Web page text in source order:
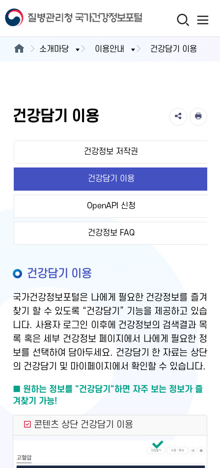
소개마당 이용안내 건강담기 이용
건강담기 이용
건강정보 저작권
건강담기 이용
OpenAPI 신청
건강정보 FAQ
건강담기 이용
국가건강정보포털은 나에게 필요한 건강정보를 즐겨
찾기 할 수 있도록 “건강담기” 기능을 제공하고 있습
니다. 사용자 로그인 이후에 건강정보의 검색결과 목
록 혹은 세부 건강정보 페이지에서 나에게 필요한 정
보를 선택하여 담아두세요. 건강담기 한 자료는 상단
의 건강담기 및 마이페이지에서 확인할 수 있습니다.
■ 원하는 정보를 "건강담기"하면 자주 보는 정보가 즐
겨찾기 가능!
콘텐츠 상단 건강담기 이용